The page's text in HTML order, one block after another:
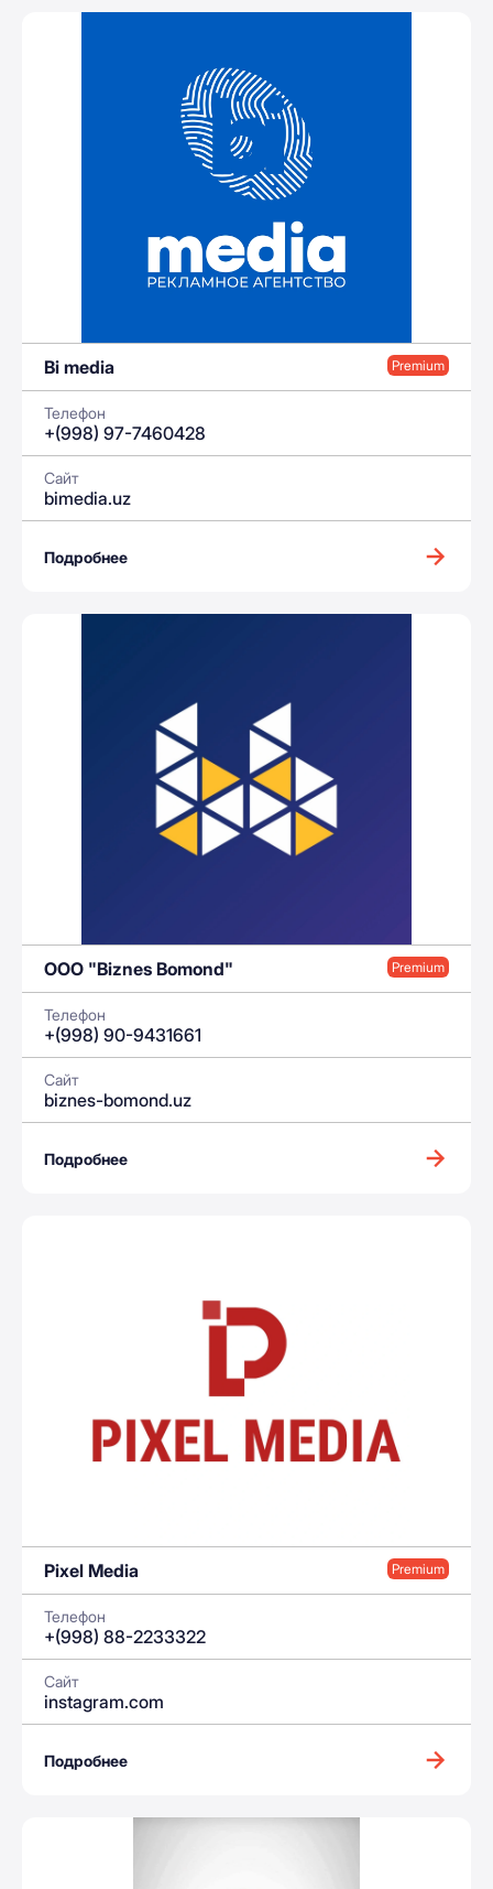
Bi media Premium
Телефон
+(998) 97-7460428
Сайт
bimedia.uz
Подробнее
ООО "Biznes Bomond" Premium
Телефон
+(998) 90-9431661
Сайт
biznes-bomond.uz
Подробнее
Pixel Media Premium
Телефон
+(998) 88-2233322
Сайт
instagram.com
Подробнее